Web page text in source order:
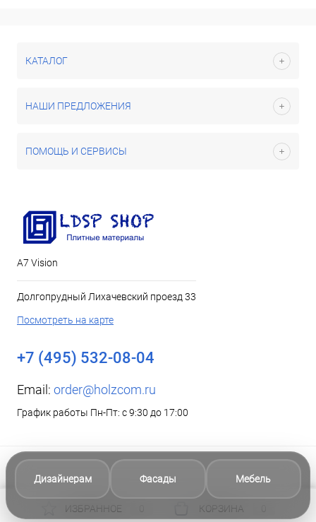
КАТАЛОГ
НАШИ ПРЕДЛОЖЕНИЯ
ПОМОЩЬ И СЕРВИСЫ
А7 Vision
Долгопрудный Лихачевский проезд 33
Посмотреть на карте
+7 (495) 532-08-04
Email: order@holzcom.ru
График работы Пн-Пт: с 9:30 до 17:00
ИЗБРАННОЕ КОРЗИНА
Дизайнерам Фасады Мебель